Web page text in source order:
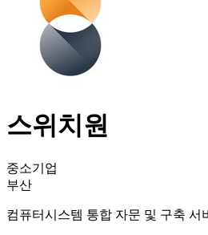
스위치원
중소기업
부산
컴퓨터시스템 통합 자문 및 구축 서